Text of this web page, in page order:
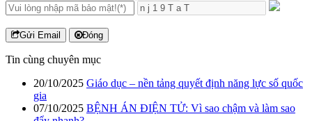
Gửi Email Đóng
Tin cùng chuyên mục
20/10/2025 Giáo dục – nền tảng quyết định năng lực số quốc
gia
07/10/2025 BỆNH ÁN ĐIỆN TỬ: Vì sao chậm và làm sao